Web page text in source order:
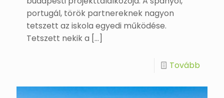
portugál, török partnereknek nagyon
tetszett az iskola egyedi működése.
Tetszett nekik a […]
Tovább